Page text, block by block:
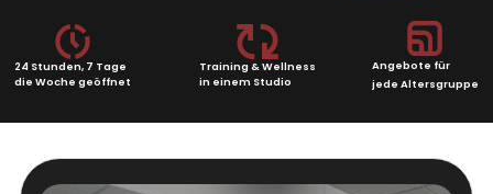
24 Stunden, 7 Tage
die Woche geöffnet
Training & Wellness
in einem Studio
Angebote für
jede Altersgruppe